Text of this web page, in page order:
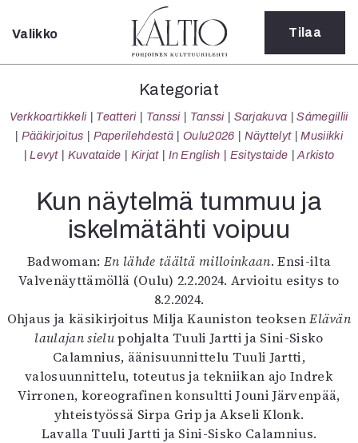
Sulje
Kategoriat
Verkkoartikkeli
Teatteri
Tanssi
Sarjakuva
Sámegillii
Pääkirjoitus
Oulu2026
Näyttelyt
Musiikki
Levyt
Kuvataide
Kirjat
In English
Esitystaide
Arkisto
Valikko Tilaa
Kategoriat
Verkkoartikkeli Teatteri Tanssi Tanssi Sarjakuva
Sámegillii
Pääkirjoitus
Paperilehdestä Oulu2026 Näyttelyt
Musiikki
Levyt
Kuvataide Kirjat In English Esitystaide Arkisto
Kun näytelmä tummuu ja
iskelmätähti voipuu
Badwoman:En lähde täältä milloinkaan. Ensi-ilta
Valvenäyttämöllä (Oulu) 2.2.2024. Arvioitu esitys to
8.2.2024.
Ohjaus ja käsikirjoitus Milja Kauniston teoksenElävän
laulajan sielupohjalta Tuuli Jartti ja Sini-Sisko
Calamnius, äänisuunnittelu Tuuli Jartti,
valosuunnittelu, toteutus ja tekniikan ajo Indrek
Virronen, koreografinen konsultti Jouni Järvenpää,
yhteistyössä Sirpa Grip ja Akseli Klonk.
Lavalla Tuuli Jartti ja Sini-Sisko Calamnius.